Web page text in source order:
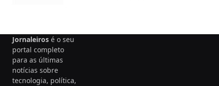
Jornaleiros é o seu
portal completo
para as últimas
notícias sobre
tecnologia, política,